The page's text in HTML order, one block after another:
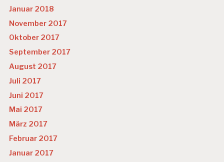
Januar 2018
November 2017
Oktober 2017
September 2017
August 2017
Juli 2017
Juni 2017
Mai 2017
März 2017
Februar 2017
Januar 2017